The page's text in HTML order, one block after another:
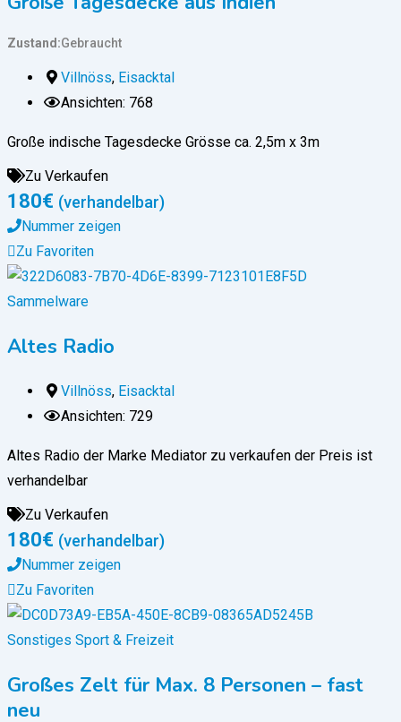
Zustand Gebraucht
Villnöss, Eisacktal
Ansichten: 768
Große indische Tagesdecke Grösse ca. 2,5m x 3m
Zu Verkaufen
180€ (verhandelbar)
Nummer zeigen
Zu Favoriten
Sammelware
Altes Radio
Villnöss, Eisacktal
Ansichten: 729
Altes Radio der Marke Mediator zu verkaufen der Preis ist
verhandelbar
Zu Verkaufen
180€ (verhandelbar)
Nummer zeigen
Zu Favoriten
Sonstiges Sport & Freizeit
Großes Zelt für Max. 8 Personen – fast
neu